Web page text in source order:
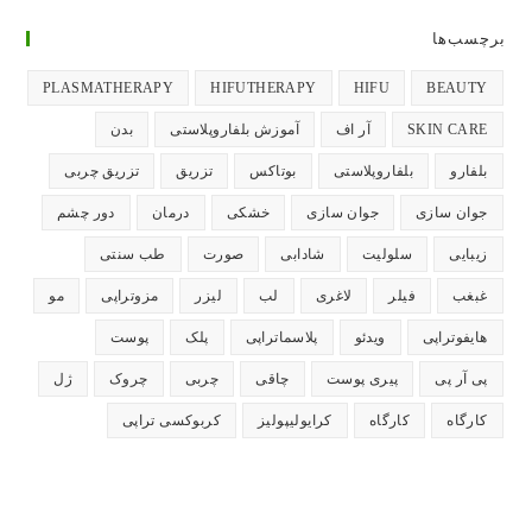
جدید
باز
باز
باز
باز
باز
برچسب‌ها
BEAUTY
HIFU
HIFUTHERAPY
PLASMATHERAPY
SKIN CARE آر اف آموزش بلفاروپلاستی بدن
بلفارو بلفاروپلاستی بوتاکس تزریق تزریق چربی
جوان سازی جوان سازی خشکی درمان دور چشم
زیبایی سلولیت شادابی صورت طب سنتی
غبغب فیلر لاغری لب لیزر مزوتراپی مو
هایفوتراپی ویدئو پلاسماتراپی پلک پوست
پی آر پی پیری پوست چاقی چربی چروک ژل
کارگاه کارگاه کرایولیپولیز کربوکسی تراپی